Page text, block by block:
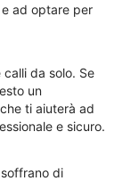
ad optare per
da solo. Se
un
ti aiuterà ad
e sicuro.
di